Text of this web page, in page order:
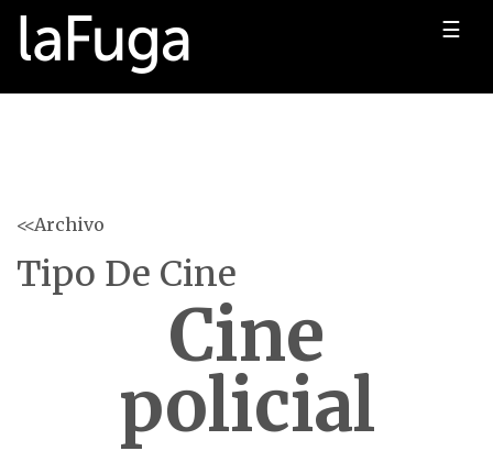
☰
<<Archivo
Tipo De Cine
Cine
policial